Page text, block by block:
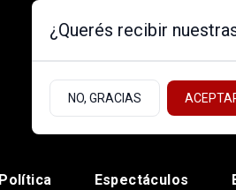
Política Espectáculos
¿Querés recibir
NO, GRACIAS